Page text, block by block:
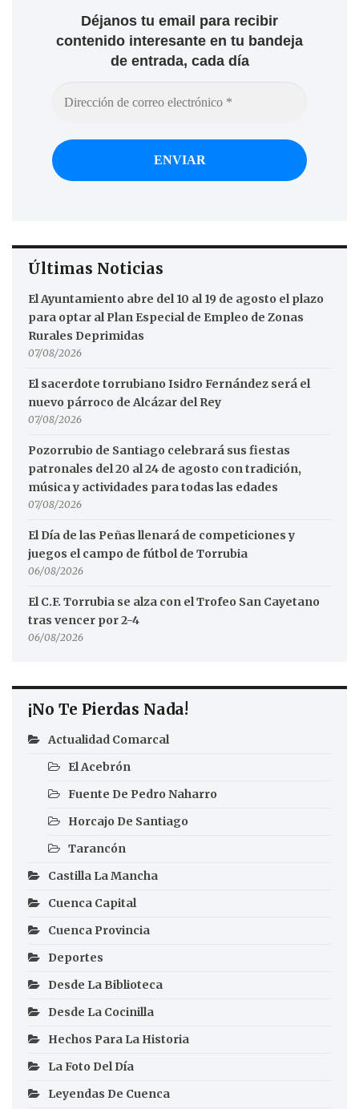
Déjanos tu email para recibir
contenido interesante en tu bandeja
de entrada, cada día
Últimas Noticias
El Ayuntamiento abre del 10 al 19 de agosto el plazo
para optar al Plan Especial de Empleo de Zonas
Rurales Deprimidas
07/08/2026
El sacerdote torrubiano Isidro Fernández será el
nuevo párroco de Alcázar del Rey
07/08/2026
Pozorrubio de Santiago celebrará sus fiestas
patronales del 20 al 24 de agosto con tradición,
música y actividades para todas las edades
07/08/2026
El Día de las Peñas llenará de competiciones y
juegos el campo de fútbol de Torrubia
06/08/2026
El C.F. Torrubia se alza con el Trofeo San Cayetano
tras vencer por 2-4
06/08/2026
¡No Te Pierdas Nada!
Actualidad Comarcal
El Acebrón
Fuente De Pedro Naharro
Horcajo De Santiago
Tarancón
Castilla La Mancha
Cuenca Capital
Cuenca Provincia
Deportes
Desde La Biblioteca
Desde La Cocinilla
Hechos Para La Historia
La Foto Del Día
Leyendas De Cuenca